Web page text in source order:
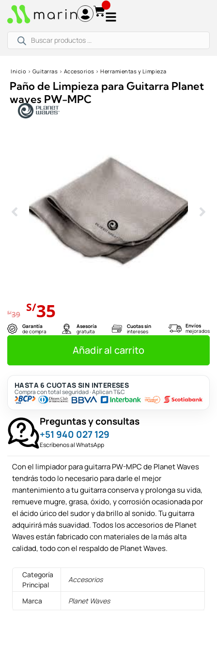
productos
Inicio › Guitarras › Accesorios › Herramientas y Limpieza
Paño de Limpieza para Guitarra Planet
waves PW-MPC
S/39 El
precio
original
era:
S/35 precio
actual
es:
S/35.
Garantía
de compra
Asesoría
gratuita
Cuotas sin
intereses
Envíos
mejorados
Añadir al carrito
HASTA 6 CUOTAS SIN INTERESES
Compra con total seguridad · Aplican T&C
Preguntas y consultas
+51 940 027 129
Escríbenos al WhatsApp
Con el limpiador para guitarra PW-MPC de Planet Waves
tendrás todo lo necesario para darle el mejor
mantenimiento a tu guitarra conserva y prolonga su vida,
remueve mugre, grasa, óxido, y corrosión ocasionada por
el ácido úrico del sudor y da brillo al sonido. Tu guitarra
adquirirá más suavidad. Todos los accesorios de Planet
Waves están fabricado con materiales de la más alta
calidad, todo con el respaldo de Planet Waves.
Categoría
Principal
Accesorios
Marca Planet Waves